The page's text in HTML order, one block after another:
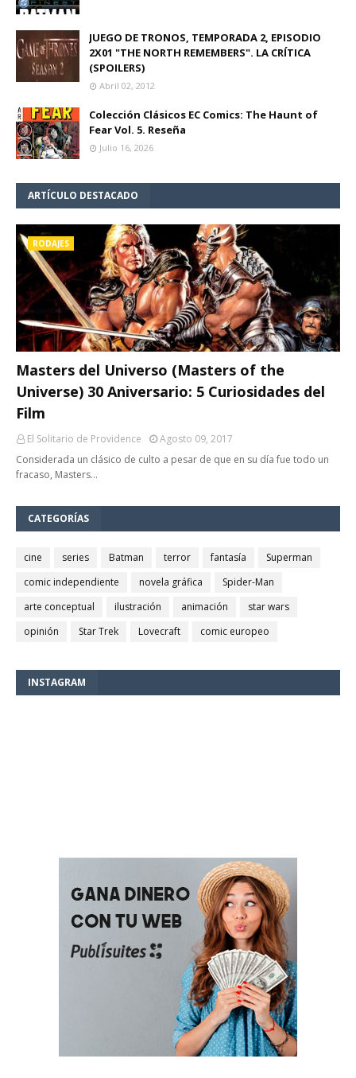
JUEGO DE TRONOS, TEMPORADA 2, EPISODIO
2X01 "THE NORTH REMEMBERS". LA CRÍTICA
(SPOILERS)
Abril 02, 2012
Colección Clásicos EC Comics: The Haunt of
Fear Vol. 5. Reseña
Julio 16, 2026
ARTÍCULO DESTACADO
RODAJES
Masters del Universo (Masters of the
Universe) 30 Aniversario: 5 Curiosidades del
Film
El Solitario de Providence
Agosto 09, 2017
Considerada un clásico de culto a pesar de que en su día fue todo un
fracaso, Masters…
CATEGORÍAS
cine series Batman terror fantasía
Superman
comic independiente
novela gráfica
Spider-Man
arte conceptual
ilustración animación
star wars
opinión
Star Trek Lovecraft comic europeo
INSTAGRAM